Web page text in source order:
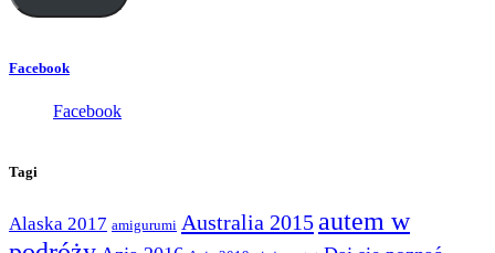
Facebook
Facebook
Tagi
Alaska 2017 amigurumi Australia 2015autem w